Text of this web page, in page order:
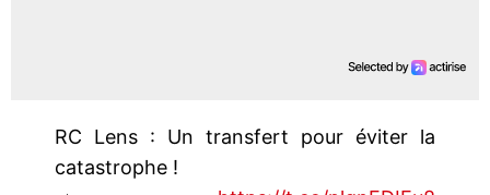
RC Lens : Un transfert pour éviter la
catastrophe !